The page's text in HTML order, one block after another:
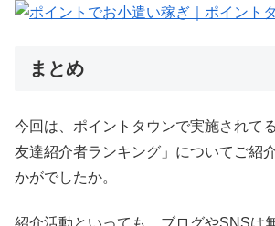
まとめ
今回は、ポイントタウンで実施されて
友達紹介者ランキング」についてご紹
かがでしたか。